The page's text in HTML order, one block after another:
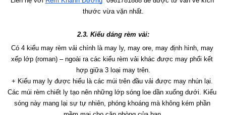
thước vừa vặn nhất.
2.3. Kiểu dáng rèm vải:
Có 4 kiểu may rèm vải chính là may ly, may ore, may định hình, may
xếp lớp (roman) – ngoài ra các kiểu rèm vải khác được may phối kết
hợp giữa 3 loại may trên.
+ Kiểu may ly được hiểu là các múi trên đầu vải được may nhún lại.
Các múi rèm chiết ly tạo nên những lớp sóng loe dần xuống dưới. Kiểu
sóng này mang lại sự tự nhiên, phóng khoáng mà không kém phần